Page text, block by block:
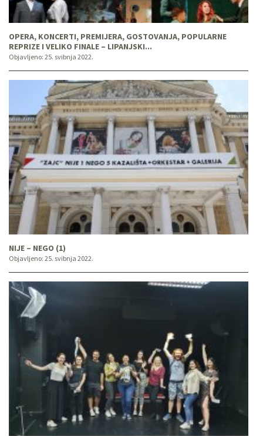
OPERA, KONCERTI, PREMIJERA, GOSTOVANJA, POPULARNE
REPRIZE I VELIKO FINALE – LIPANJSKI...
Objavljeno: 25. svibnja 2022.
NIJE – NEGO (1)
Objavljeno: 25. svibnja 2022.